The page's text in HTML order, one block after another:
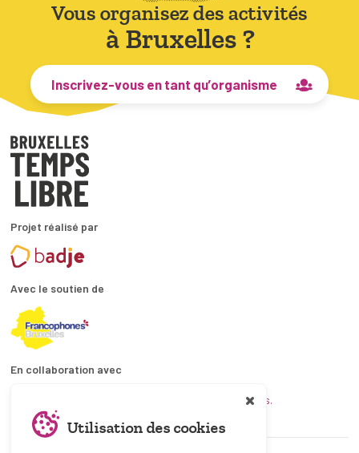
Vous organisez des activités
à Bruxelles ?
Inscrivez-vous en tant qu’organisme
Projet réalisé par
Avec le soutien de
En collaboration avec
et les coordinations ATL bruxelloises.
Utilisation des cookies